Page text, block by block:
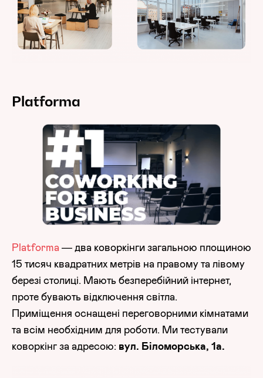
Platforma
Platforma — два коворкінги загальною площиною
15 тисяч квадратних метрів на правому та лівому
березі столиці. Мають безперебійний інтернет,
проте бувають відключення світла.
Приміщення оснащені переговорними кімнатами
та всім необхідним для роботи. Ми тестували
коворкінг за адресою: вул. Біломорська, 1а.